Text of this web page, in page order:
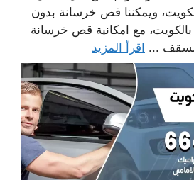
ويمكننا قص خرسانة بدون
بالكويت، مع امكانية قص خرسانة
... اقرأ المزيد